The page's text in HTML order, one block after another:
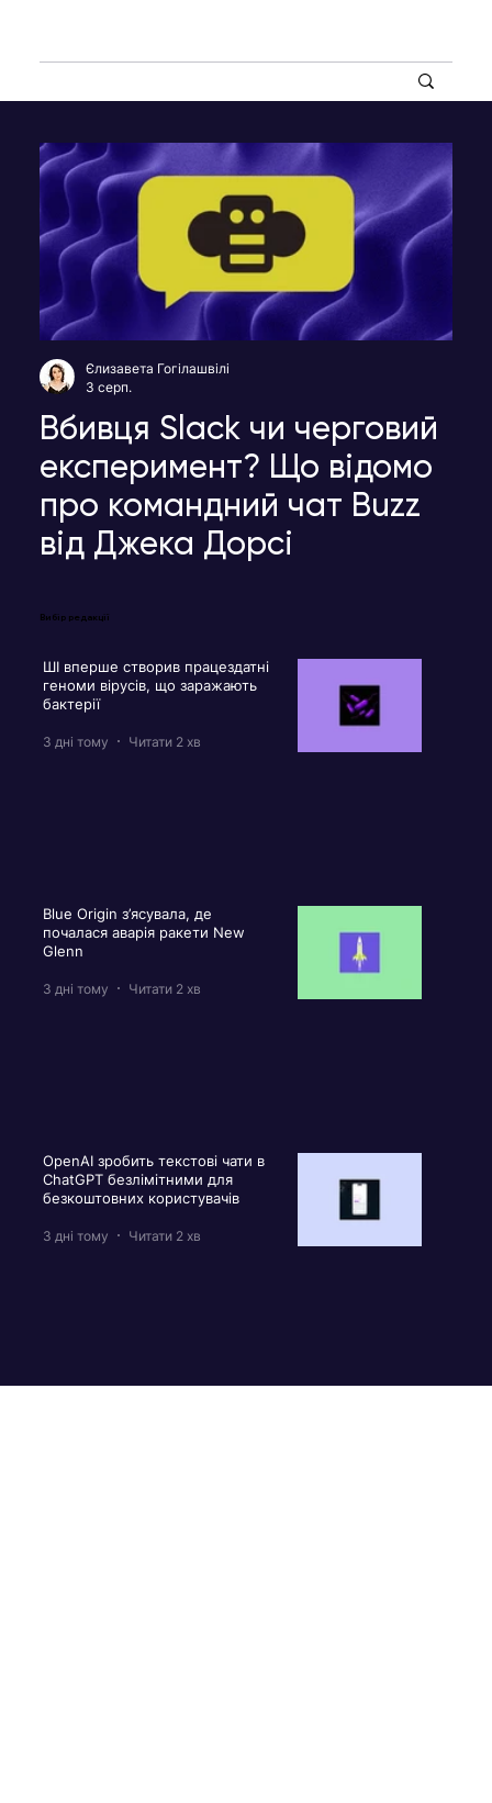
Вбивця Slack чи черговий
експеримент? Що відомо
про командний чат Buzz
від Джека Дорсі
Єлизавета Гогілашвілі
3 серп.
Вибір редакції
ШІ вперше створив працездатні
геноми вірусів, що заражають
бактерії
3 дні тому Читати 2 хв
Blue Origin з’ясувала, де
почалася аварія ракети New
Glenn
3 дні тому Читати 2 хв
OpenAI зробить текстові чати в
ChatGPT безлімітними для
безкоштовних користувачів
3 дні тому Читати 2 хв